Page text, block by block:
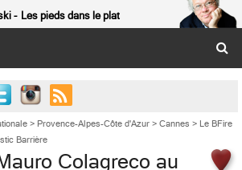
Les pieds dans le plat

> Provence-Alpes-Côte d'Azur > Cannes > Le BFire
Barrière
Colagreco au